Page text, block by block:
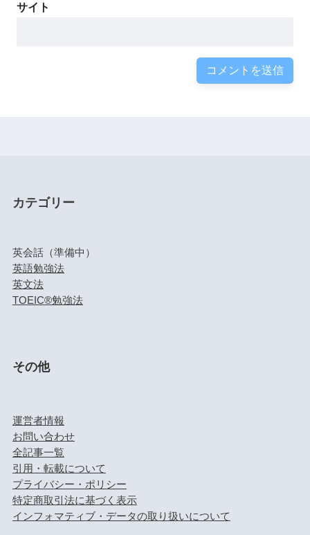
サイト
カテゴリー
英会話（準備中）
英語勉強法
英文法
TOEIC®勉強法
その他
運営者情報
お問い合わせ
全記事一覧
引用・転載について
プライバシー・ポリシー
特定商取引法に基づく表示
インフォマティブ・データの取り扱いについて